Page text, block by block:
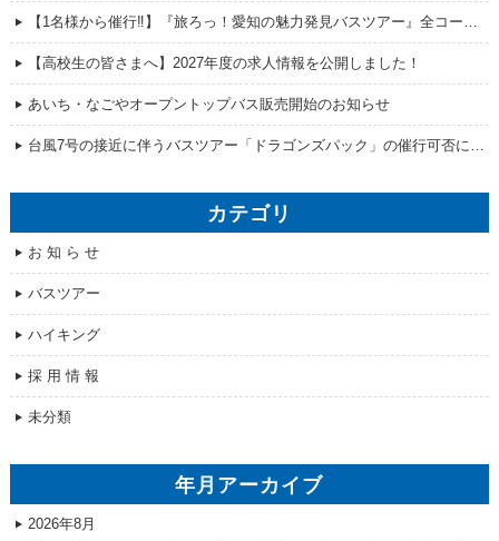
【1名様から催行‼】『旅ろっ！愛知の魅力発見バスツアー』全コース販売開始！
【高校生の皆さまへ】2027年度の求人情報を公開しました！
あいち・なごやオープントップバス販売開始のお知らせ
台風7号の接近に伴うバスツアー「ドラゴンズパック」の催行可否について
カテゴリ
お 知 ら せ
バスツアー
ハイキング
採 用 情 報
未分類
年月アーカイブ
2026年8月